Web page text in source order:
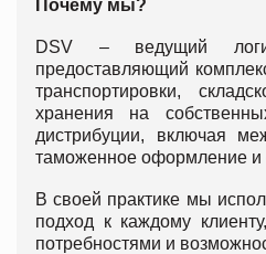
очему мы?
DSV – ведущий
предоставляющий
транспортировки,
хранения на
дистрибуции, включая
таможенное оформление и
В своей практике мы
подход к каждому
потребностями и